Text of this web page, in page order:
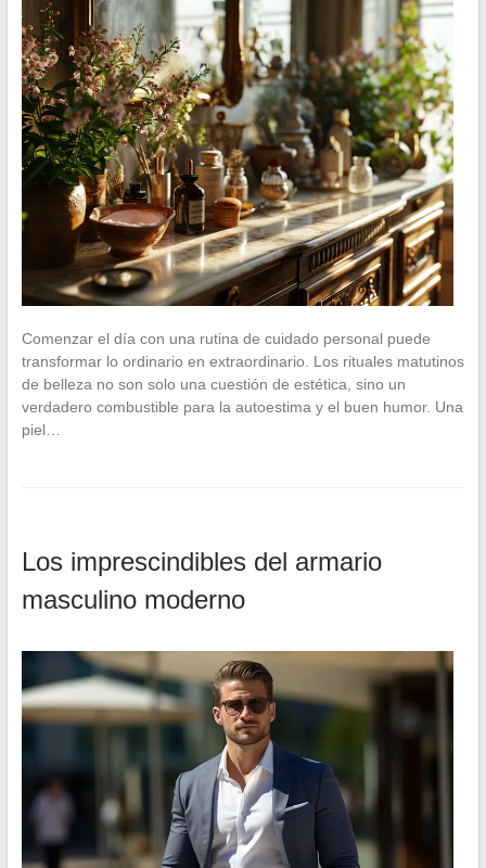
Comenzar el día con una rutina de cuidado personal puede
transformar lo ordinario en extraordinario. Los rituales matutinos
de belleza no son solo una cuestión de estética, sino un
verdadero combustible para la autoestima y el buen humor. Una
piel…
Los imprescindibles del armario
masculino moderno